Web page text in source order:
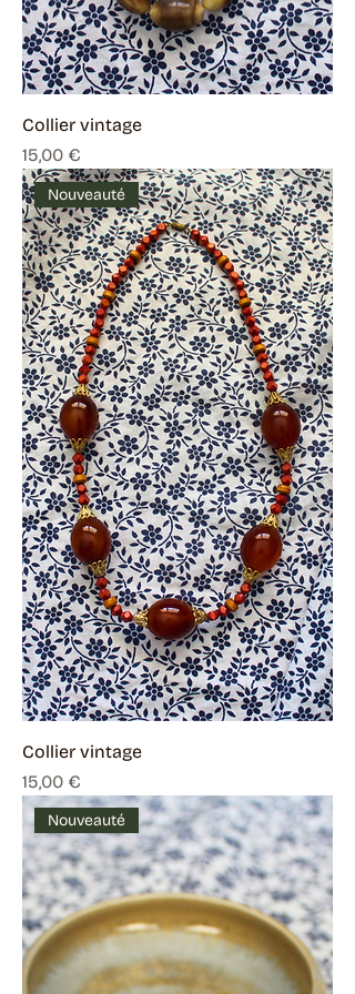
Collier vintage
Prix
15,00 €
Nouveauté
Collier vintage
Prix
15,00 €
Nouveauté